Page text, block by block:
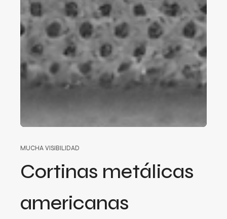
MUCHA VISIBILIDAD
Cortinas metálicas
americanas